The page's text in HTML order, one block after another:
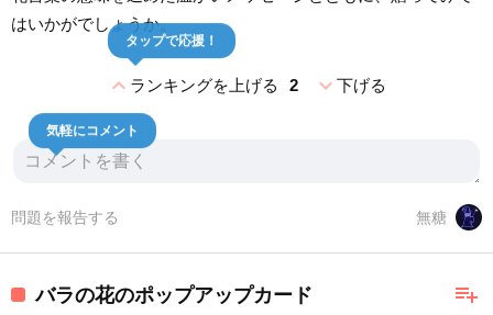
はいかがでしょうか。
expand_lessランキングを上げる 2
タップで応援！
expand_more下げる
気軽にコメント
無糖
問題を報告する
playlist_add
バラの花のポップアップカード